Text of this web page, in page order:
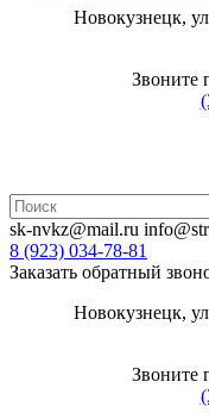
Новокузнецк,
Звоните
sk-nvkz@mail.ru
8 (923) 034-78-81
Заказать обратный
Новокузнецк,
Звоните